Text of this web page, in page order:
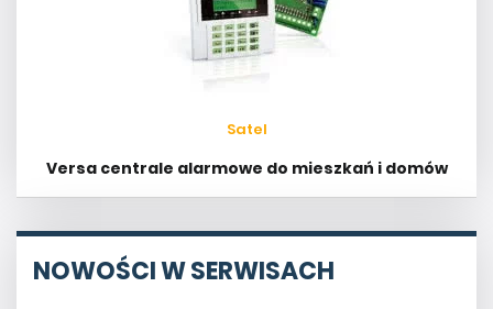
Satel
Versa centrale alarmowe do mieszkań i domów
NOWOŚCI W SERWISACH